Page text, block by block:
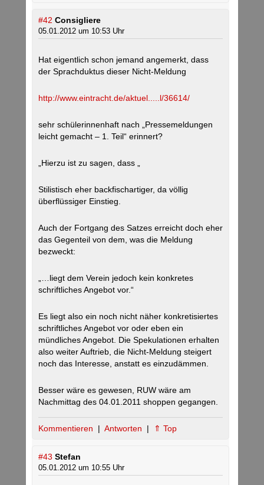
#42 Consigliere
05.01.2012 um 10:53 Uhr
Hat eigentlich schon jemand angemerkt, dass
der Sprachduktus dieser Nicht-Meldung
http://www.eintracht.de/aktuel.....l/36614/
sehr schülerinnenhaft nach „Pressemeldungen
leicht gemacht – 1. Teil“ erinnert?
„Hierzu ist zu sagen, dass „
Stilistisch eher backfischartiger, da völlig
überflüssiger Einstieg.
Auch der Fortgang des Satzes erreicht doch eher
das Gegenteil von dem, was die Meldung
bezweckt:
„…liegt dem Verein jedoch kein konkretes
schriftliches Angebot vor.“
Es liegt also ein noch nicht näher konkretisiertes
schriftliches Angebot vor oder eben ein
mündliches Angebot. Die Spekulationen erhalten
also weiter Auftrieb, die Nicht-Meldung steigert
noch das Interesse, anstatt es einzudämmen.
Besser wäre es gewesen, RUW wäre am
Nachmittag des 04.01.2011 shoppen gegangen.
Kommentieren | Antworten | ⇑ Top
#43 Stefan
05.01.2012 um 10:55 Uhr